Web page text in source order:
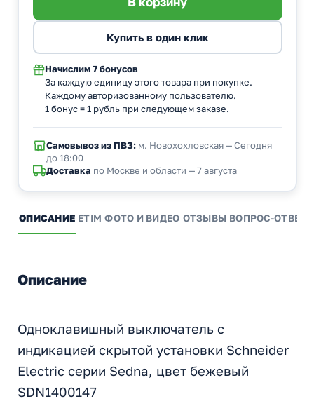
Начислим 7 бонусов
За каждую единицу этого товара при покупке.
Каждому авторизованному пользователю.
1 бонус = 1 рубль при следующем заказе.
Самовывоз из ПВЗ:м. Новохохловская — Сегодня
до 18:00
Доставка по Москве и области — 7 августа
ОПИСАНИЕ ETIM ФОТО И ВИДЕО ОТЗЫВЫ ВОПРОС-ОТВЕТ
Описание
Одноклавишный выключатель с
индикацией скрытой установки Schneider
Electric серии Sedna, цвет бежевый
SDN1400147